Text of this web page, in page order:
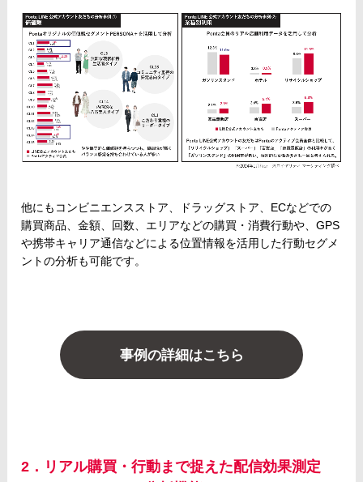
他にもコンビニエンスストア、ドラッグストア、ECなどでの
購買商品、金額、回数、エリアなどの購買・消費行動や、GPS
や携帯キャリア通信などによる位置情報を活用した行動セグメ
ントの分析も可能です。
事例の詳細はこちら
2．リアル購買・行動まで捉えた配信効果測定